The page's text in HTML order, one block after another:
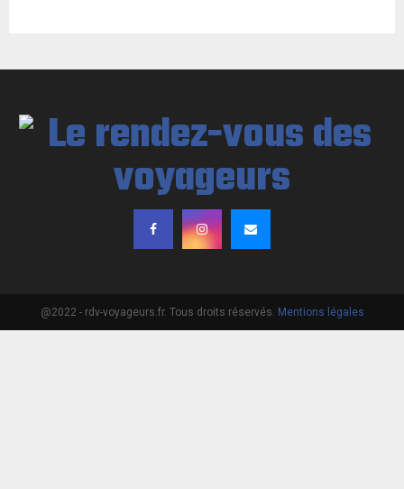
@2022 - rdv-voyageurs.fr. Tous droits réservés. Mentions légales